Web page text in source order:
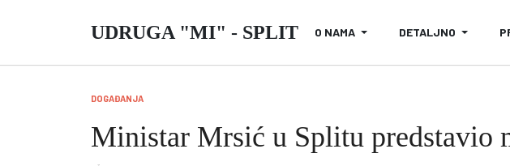
UDRUGA "MI" - SPLIT O NAMA DETALJNO
DOGAĐANJA
Ministar Mrsić u Splitu predstavio